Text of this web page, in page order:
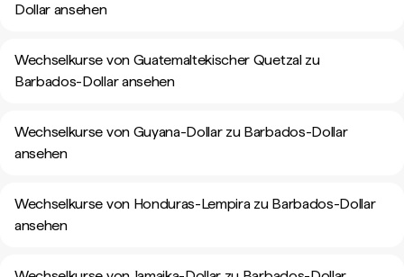
Dollar ansehen
Wechselkurse von Guatemaltekischer Quetzal zu
Barbados-Dollar ansehen
Wechselkurse von Guyana-Dollar zu Barbados-Dollar
ansehen
Wechselkurse von Honduras-Lempira zu Barbados-Dollar
ansehen